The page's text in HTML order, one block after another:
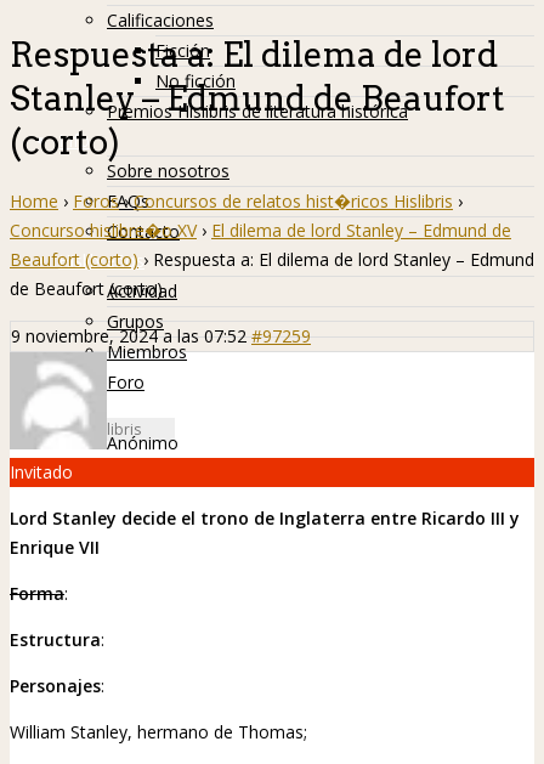
Calificaciones
Ficción
No ficción
Premios Hislibris de literatura histórica
Info
Sobre nosotros
FAQs
Contacto
Hislibreños
Actividad
Grupos
Miembros
Foro
Respuesta a: El dilema de lord
Stanley – Edmund de Beaufort
(corto)
Home › Foros › Concursos de relatos hist�ricos Hislibris ›
Concurso hislibre�o XV › El dilema de lord Stanley – Edmund de
Beaufort (corto) › Respuesta a: El dilema de lord Stanley – Edmund
de Beaufort (corto)
9 noviembre, 2024 a las 07:52 #97259
Anónimo
Invitado
Lord Stanley decide el trono de Inglaterra entre Ricardo III y
Enrique VII
Forma:
Estructura:
Personajes:
William Stanley, hermano de Thomas;